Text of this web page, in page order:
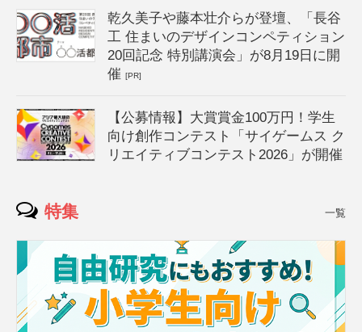
乾久美子や藤本壮介らが登壇、「長谷
工 住まいのデザインコンペティション
20回記念 特別講演会」が8月19日に開
催[PR]
【公募情報】大賞賞金100万円！学生
向け創作コンテスト「サイゲームス ク
リエイティブコンテスト2026」が開催
特集 一覧